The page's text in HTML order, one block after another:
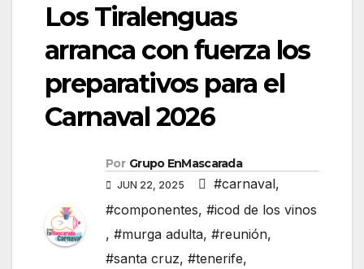
Los Tiralenguas
arranca con fuerza los
preparativos para el
Carnaval 2026
Por Grupo EnMascarada
JUN 22, 2025 #carnaval,
#componentes, #icod de los vinos
, #murga adulta, #reunión,
#santa cruz, #tenerife,